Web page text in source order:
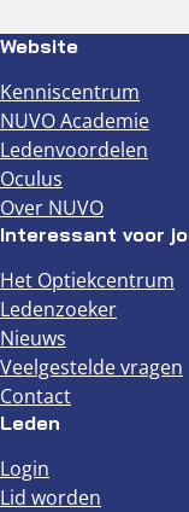
Website
Kenniscentrum
NUVO Academie
Ledenvoordelen
Oculus
Over NUVO
Interessant voor
Het Optiekcentrum
Ledenzoeker
Nieuws
Veelgestelde vragen
Contact
Leden
Login
Lid worden